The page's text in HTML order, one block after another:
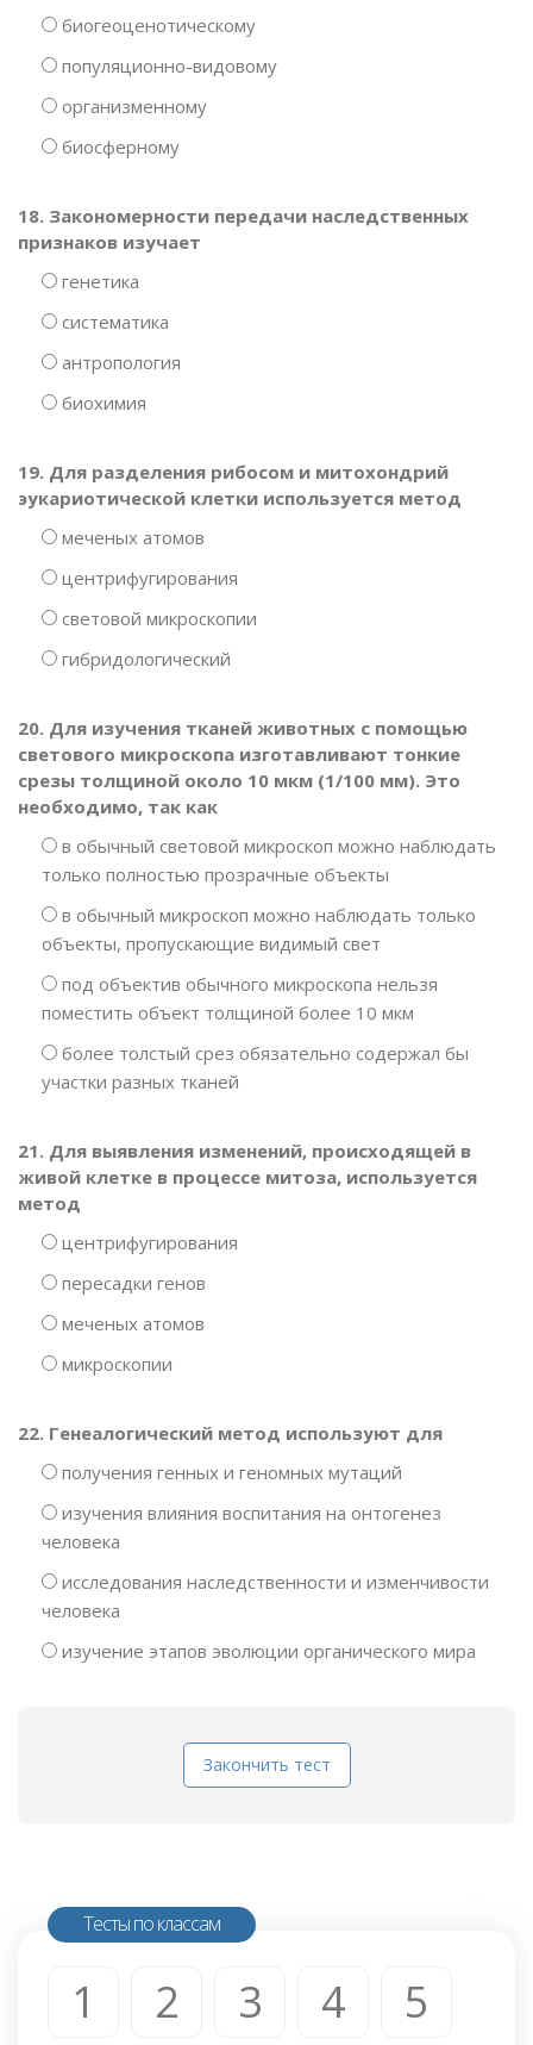
биогеоценотическому
популяционно-видовому
организменному
биосферному
18. Закономерности передачи наследственных
признаков изучает
генетика
систематика
антропология
биохимия
19. Для разделения рибосом и митохондрий
эукариотической клетки используется метод
меченых атомов
центрифугирования
световой микроскопии
гибридологический
20. Для изучения тканей животных с помощью
светового микроскопа изготавливают тонкие
срезы толщиной около 10 мкм (1/100 мм). Это
необходимо, так как
в обычный световой микроскоп можно наблюдать
только полностью прозрачные объекты
в обычный микроскоп можно наблюдать только
объекты, пропускающие видимый свет
под объектив обычного микроскопа нельзя
поместить объект толщиной более 10 мкм
более толстый срез обязательно содержал бы
участки разных тканей
21. Для выявления изменений, происходящей в
живой клетке в процессе митоза, используется
метод
центрифугирования
пересадки генов
меченых атомов
микроскопии
22. Генеалогический метод используют для
получения генных и геномных мутаций
изучения влияния воспитания на онтогенез
человека
исследования наследственности и изменчивости
человека
изучение этапов эволюции органического мира
Закончить тест
Тесты по классам
1 2 3 4 5